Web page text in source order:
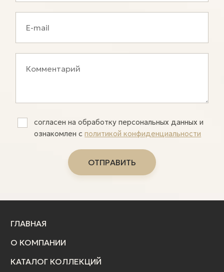
согласен на обработку персональных данных и
ознакомлен cполитикой конфиденциальности
ГЛАВНАЯ
О КОМПАНИИ
КАТАЛОГ КОЛЛЕКЦИЙ